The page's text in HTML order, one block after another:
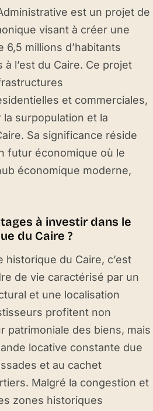
est un projet de
visant à créer une
millions d’habitants
l’est du Caire. Ce projet
et commerciales,
surpopulation et la
Sa significance réside
futur économique où le
économique moderne,
à investir dans le
du Caire ?
du Caire, c’est
de vie caractérisé par un
et une localisation
profitent non
patrimoniale des biens, mais
locative constante due
et au cachet
Malgré la congestion et
zones historiques